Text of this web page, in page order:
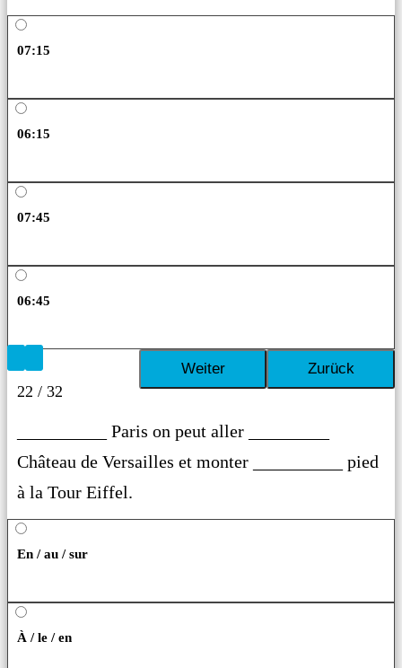
07:15
06:15
07:45
06:45
22 / 32
__________ Paris on peut aller _________
Château de Versailles et monter __________ pied
à la Tour Eiffel.
En / au / sur
À / le / en